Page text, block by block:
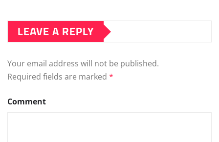
LEAVE A REPLY
Your email address will not be published.
Required fields are marked *
Comment